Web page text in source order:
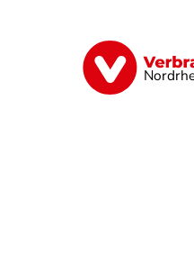
Finanzen